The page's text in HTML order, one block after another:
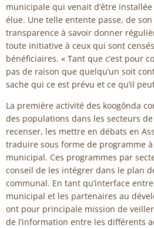
municipale qui venait d’être
élue. Une telle entente passe, de
transparence à savoir donner
toute initiative à ceux qui sont
bénéficiaires. « Tant que c’est pour
pas de raison que quelqu’un soit
sache qui ce est prévu et ce qu’il
La première activité des koogônda
des populations dans les secteurs
recenser, les mettre en débats en
traduire sous forme de programme
municipal. Ces programmes par
conseil de les intégrer dans le plan
communal. En tant qu’interface
municipal et les partenaires au
ont pour principale mission de
de l’information entre les différents